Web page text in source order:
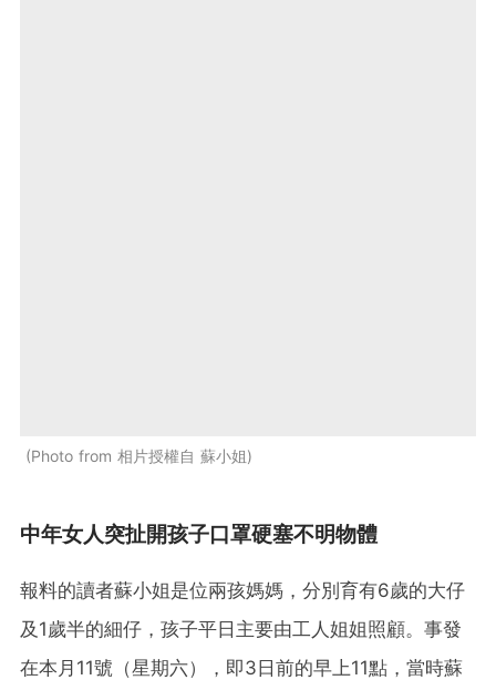
Photo from 相片授權自 蘇小姐
中年女人突扯開孩子口罩硬塞不明物體
報料的讀者蘇小姐是位兩孩媽媽，分別育有6歲的大仔
及1歲半的細仔，孩子平日主要由工人姐姐照顧。事發
在本月11號（星期六），即3日前的早上11點，當時蘇